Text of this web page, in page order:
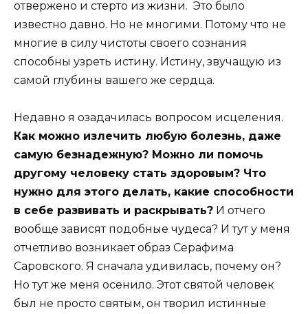
отвержено и стерто из жизни. Это было
известно давно. Но не многими. Потому что не
многие в силу чистоты своего сознания
способны узреть истину. Истину, звучащую из
самой глубины вашего же сердца.
Недавно я озадачилась вопросом исцеления.
Как можно излечить любую болезнь, даже
самую безнадежную? Можно ли помочь
другому человеку стать здоровым? Что
нужно для этого делать, какие способности
в себе развивать и раскрывать? И отчего
вообще зависят подобные чудеса? И тут у меня
отчетливо возникает образ Серафима
Саровского. Я сначала удивилась, почему он?
Но тут же меня осенило. Этот святой человек
был не просто святым, он творил истинные